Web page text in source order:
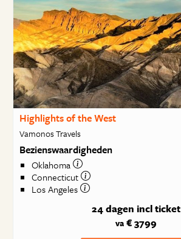
Highlights of the West
Vamonos Travels
Bezienswaardigheden
Oklahoma
Connecticut
Los Angeles
24 dagen incl ticket
va € 3799